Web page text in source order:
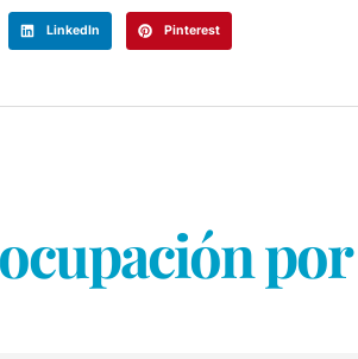
LinkedIn Pinterest